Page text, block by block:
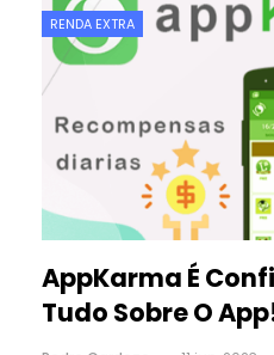
RENDA EXTRA
AppKarma É
Tudo Sobre O